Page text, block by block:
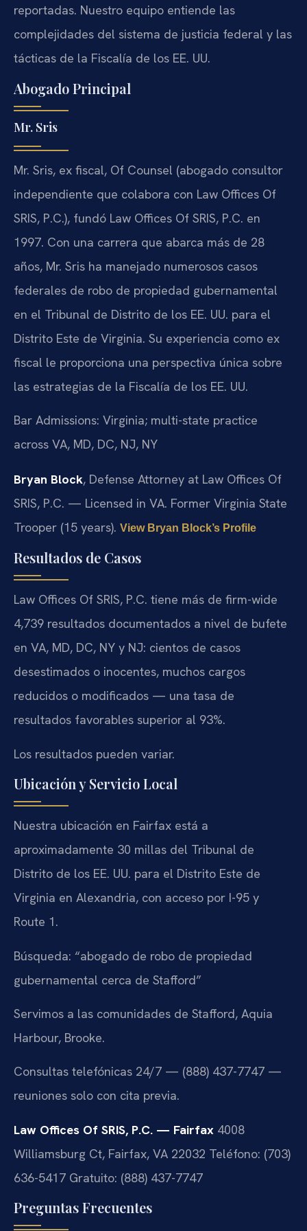
reportadas. Nuestro equipo entiende las
complejidades del sistema de justicia federal y las
tácticas de la Fiscalía de los EE. UU.
Abogado Principal
Mr. Sris
Mr. Sris, ex fiscal, Of Counsel (abogado consultor
independiente que colabora con Law Offices Of
SRIS, P.C.), fundó Law Offices Of SRIS, P.C. en
1997. Con una carrera que abarca más de 28
años, Mr. Sris ha manejado numerosos casos
federales de robo de propiedad gubernamental
en el Tribunal de Distrito de los EE. UU. para el
Distrito Este de Virginia. Su experiencia como ex
fiscal le proporciona una perspectiva única sobre
las estrategias de la Fiscalía de los EE. UU.
Bar Admissions: Virginia; multi-state practice
across VA, MD, DC, NJ, NY
Bryan Block, Defense Attorney at Law Offices Of
SRIS, P.C. — Licensed in VA. Former Virginia State
Trooper (15 years). View Bryan Block’s Profile
Resultados de Casos
Law Offices Of SRIS, P.C. tiene más de firm-wide
4,739 resultados documentados a nivel de bufete
en VA, MD, DC, NY y NJ: cientos de casos
desestimados o inocentes, muchos cargos
reducidos o modificados — una tasa de
resultados favorables superior al 93%.
Los resultados pueden variar.
Ubicación y Servicio Local
Nuestra ubicación en Fairfax está a
aproximadamente 30 millas del Tribunal de
Distrito de los EE. UU. para el Distrito Este de
Virginia en Alexandria, con acceso por I-95 y
Route 1.
Búsqueda: “abogado de robo de propiedad
gubernamental cerca de Stafford”
Servimos a las comunidades de Stafford, Aquia
Harbour, Brooke.
Consultas telefónicas 24/7 — (888) 437-7747 —
reuniones solo con cita previa.
Law Offices Of SRIS, P.C. — Fairfax 4008
Williamsburg Ct, Fairfax, VA 22032 Teléfono: (703)
636-5417 Gratuito: (888) 437-7747
Preguntas Frecuentes